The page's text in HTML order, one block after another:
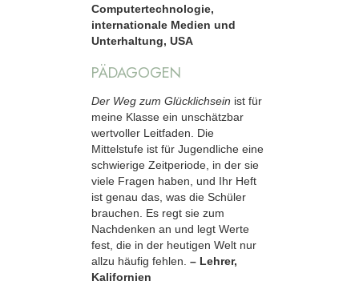
Computertechnologie,
internationale Medien und
Unterhaltung, USA
PÄDAGOGEN
Der Weg zum Glücklichsein ist für
meine Klasse ein unschätzbar
wertvoller Leitfaden. Die
Mittelstufe ist für Jugendliche eine
schwierige Zeitperiode, in der sie
viele Fragen haben, und Ihr Heft
ist genau das, was die Schüler
brauchen. Es regt sie zum
Nachdenken an und legt Werte
fest, die in der heutigen Welt nur
allzu häufig fehlen. – Lehrer,
Kalifornien